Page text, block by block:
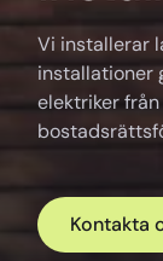
Vi installerar
installationer
elektriker
Kontakta